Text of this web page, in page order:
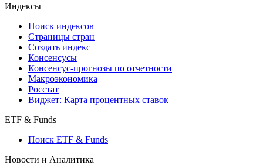
Индексы
Поиск индексов
Страницы стран
Создать индекс
Консенсусы
Консенсус-прогнозы по отчетности
Макроэкономика
Росстат
Виджет: Карта процентных ставок
ETF & Funds
Поиск ETF & Funds
Новости и Аналитика